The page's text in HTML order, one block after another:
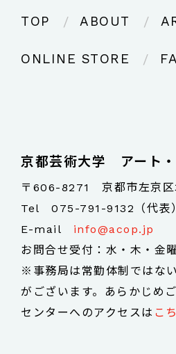
TOP ABOUT
ONLINE STORE
京都芸術大学 アート
〒606-8271 京都市左京区
Tel075-791-9132（代表）
E-mail info@acop.jp
お問合せ受付：水・木・金
※事務局は常勤体制ではな
がございます。あらかじめ
センターへのアクセスは こ